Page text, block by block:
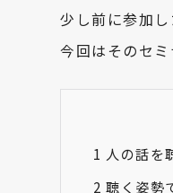
少し前に参加
今回はそのセ
1 人の話を
2 聴く姿勢